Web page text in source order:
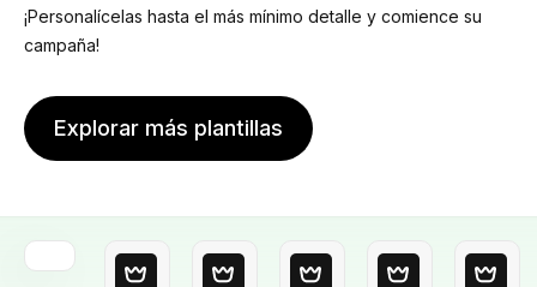
¡Personalícelas hasta el más mínimo detalle y comience su
campaña!
Explorar más plantillas